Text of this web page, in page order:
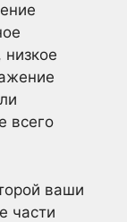
всего
ваши
части